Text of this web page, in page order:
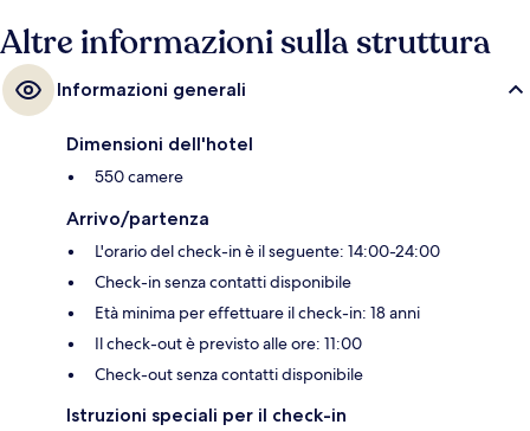
Altre informazioni sulla struttura
Informazioni generali
Dimensioni dell'hotel
550 camere
Arrivo/partenza
L'orario del check-in è il seguente: 14:00-24:00
Check-in senza contatti disponibile
Età minima per effettuare il check-in: 18 anni
Il check-out è previsto alle ore: 11:00
Check-out senza contatti disponibile
Istruzioni speciali per il check-in